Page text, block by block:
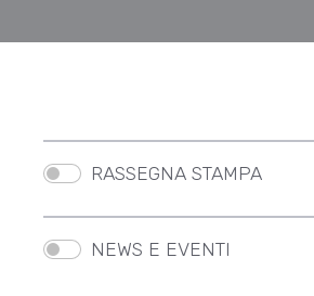
RASSEGNA STAMPA
NEWS E EVENTI